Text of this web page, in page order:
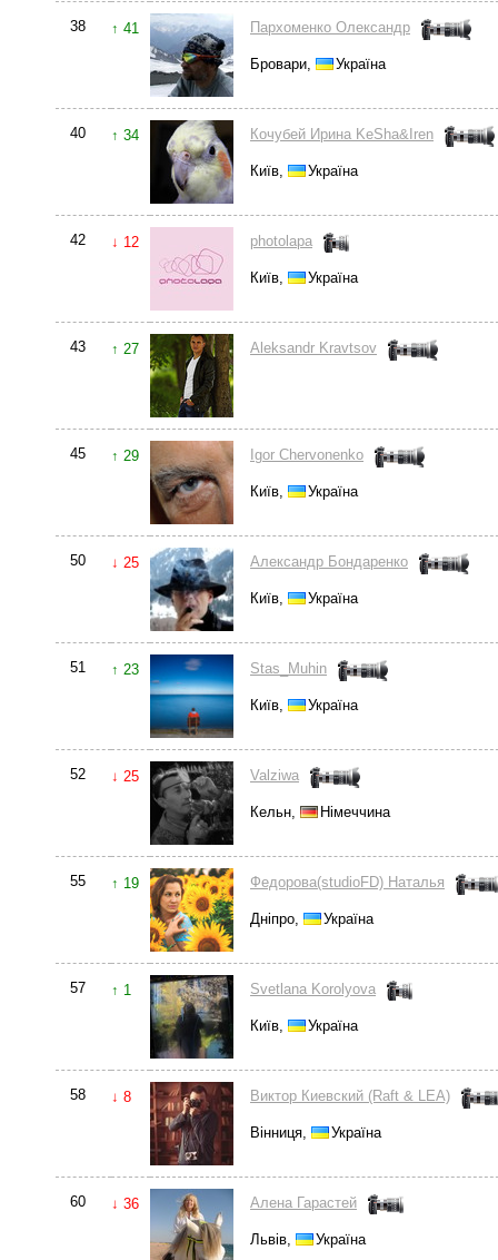
38 ↑ 41 Пархоменко Олександр
Бровари, Україна
40 ↑ 34 Кочубей Ирина KeSha&Iren
Київ, Україна
42 ↓ 12 photolapa
Київ, Україна
43 ↑ 27 Aleksandr Kravtsov
45 ↑ 29 Igor Chervonenko
Київ, Україна
50 ↓ 25 Александр Бондаренко
Київ, Україна
51 ↑ 23 Stas_Muhin
Київ, Україна
52 ↓ 25 Valziwa
Кельн, Німеччина
55 ↑ 19 Федорова(studioFD) Наталья
Дніпро, Україна
57 ↑ 1 Svetlana Korolyova
Київ, Україна
58 ↓ 8 Виктор Киевский (Raft & LEA)
Вінниця, Україна
60 ↓ 36 Алена Гарастей
Львів, Україна